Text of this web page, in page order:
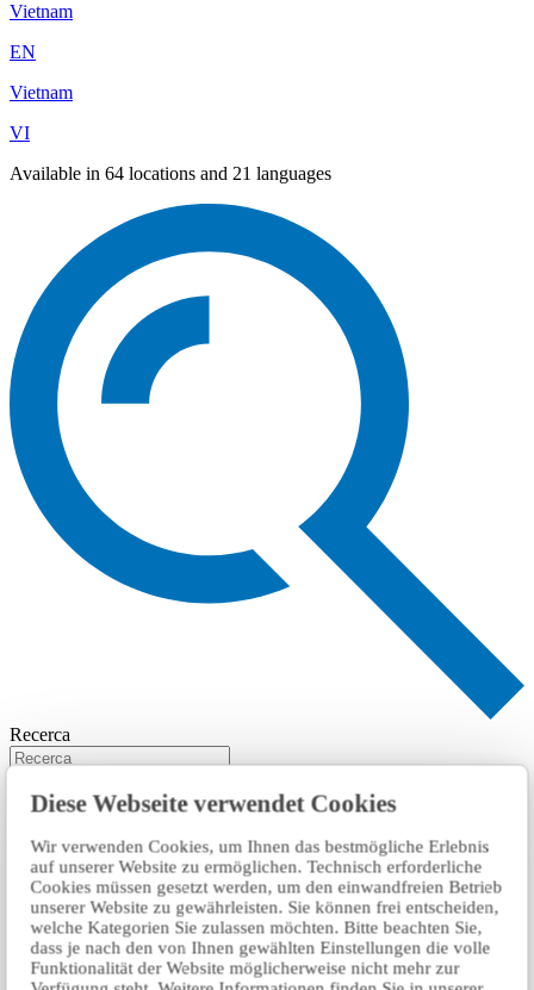
Diese Webseite verwendet Cookies
Wir verwenden Cookies, um Ihnen das bestmögliche Erlebnis
auf unserer Website zu ermöglichen. Technisch erforderliche
Cookies müssen gesetzt werden, um den einwandfreien Betrieb
unserer Website zu gewährleisten. Sie können frei entscheiden,
welche Kategorien Sie zulassen möchten. Bitte beachten Sie,
dass je nach den von Ihnen gewählten Einstellungen die volle
Funktionalität der Website möglicherweise nicht mehr zur
Vietnam
EN
Vietnam
VI
Available in 64 locations and 21 languages
Recerca